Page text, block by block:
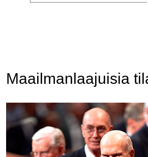
Maailmanlaajuisia